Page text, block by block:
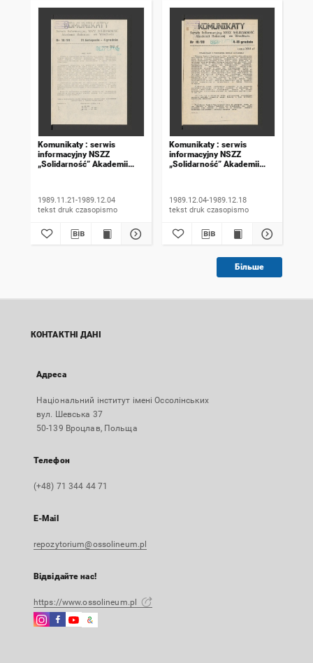
Komunikaty : serwis
informacyjny NSZZ
„Solidarność” Akademii
1989.11.21-1989.12.04
tekst druk czasopismo
Komunikaty : serwis
informacyjny NSZZ
„Solidarność” Akademii
1989.12.04-1989.12.18
tekst druk czasopismo
Більше
КОНТАКТНІ ДАНІ
Адреса
Національний інститут імені Оссолінських
вул. Шевська 37
50-139 Вроцлав, Польща
Телефон
(+48) 71 344 44 71
E-Mail
repozytorium@ossolineum.pl
Відвідайте нас!
https://www.ossolineum.pl
Instagram
FacebookInstagram
Google